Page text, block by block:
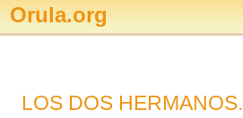
Orula.org
LOS DOS HERMANOS.